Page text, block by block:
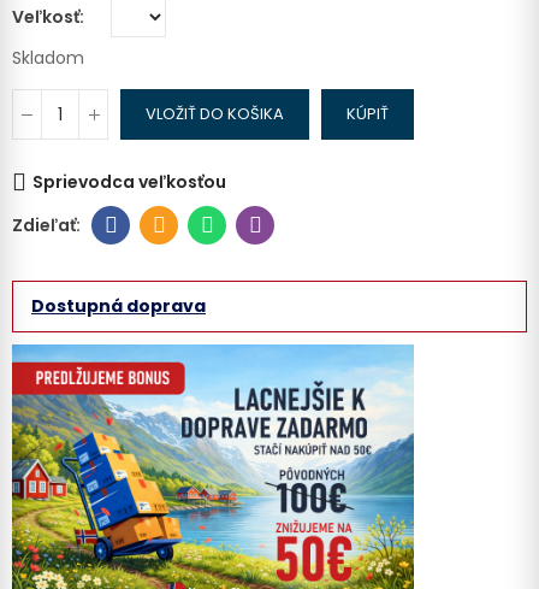
Veľkosť
Skladom
VLOŽIŤ DO KOŠIKA KÚPIŤ
Sprievodca veľkosťou
Dostupná doprava